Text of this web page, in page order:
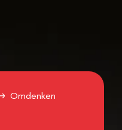
Omdenken